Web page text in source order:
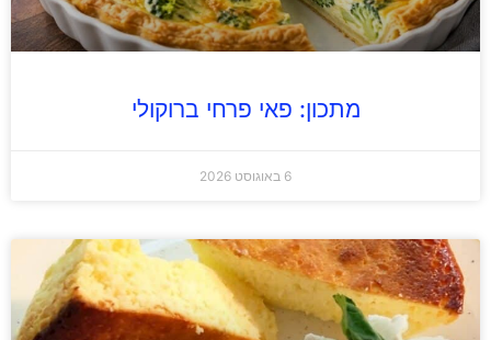
מתכון: פאי פרחי ברוקולי
6 באוגוסט 2026